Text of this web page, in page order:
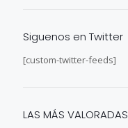
Siguenos en Twitter
[custom-twitter-feeds]
LAS MÁS VALORADAS